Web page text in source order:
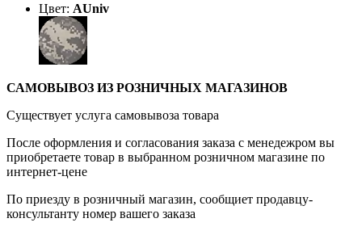
Цвет: AUniv
САМОВЫВОЗ ИЗ РОЗНИЧНЫХ МАГАЗИНОВ
Существует услуга самовывоза товара
После оформления и согласования заказа с менедежром вы
приобретаете товар в выбранном розничном магазине по
интернет-цене
По приезду в розничный магазин, сообщиет продавцу-
консультанту номер вашего заказа